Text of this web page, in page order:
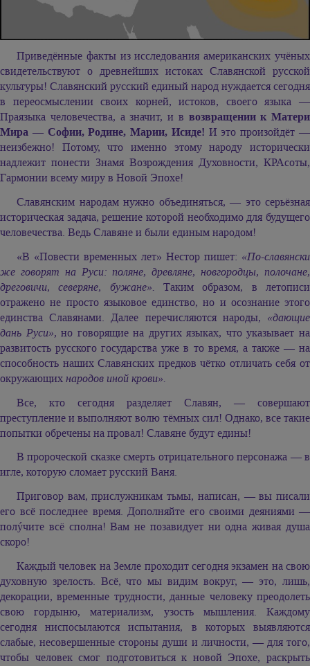
Приведённые факты из исследования американских учёных
свидетельствуют о древнейших истоках Славянской русской
культуры! Славянский русский единый народ нуждается сегодня
в переосмыслении своих корней, истоков, своего языка —
Праязыка человечества, а значит, и в возвращении к Матери
Мира — Софии, Родине, Марии, Исиде! И это произойдёт —
неизбежно! Потому, что именно этому народу исторически
надлежит понести Знамя Возрождения Духовности, КРАсоты,
Гармонии всему миру в Новой Эпохе!
Славянским народам нужно объединяться, — это серьёзная
историческая задача, решение которой необходимо для будущего
человечества. Ведь Славяне и были единым народом!
«В «Повести временных лет» Нестор пишет: «По-славянски
же говорят на Руси: поляне, древляне, новгородцы, полочане,
дреговичи, северяне, бужане». Таким образом, в летописи
отражено не просто языковое единство, но и осознание этого
единства Славянами. Далее перечисляются народы, «дающие
дань Руси», но говорящие на других языках, что указывает на
развитость русского государства уже в то время, а также — на
способность наших Славянских предков чётко отличать себя от
окружающихнародов иной крови».
Все, кто сегодня разделяет Славян, — совершают
преступление и выполняют волю тёмных сил! Однако, все такие
попытки обречены на провал! Славяне будут едины!
В пророческой сказке смерть отрицательного персонажа — в
игле, которую сломает русский Ваня.
Приговор вам, прислужникам тьмы, написан, — вы писали
его всё последнее время. Дополняйте его своими деяниями —
полýчите всё сполна! Вам не позавидует ни одна живая душа
скоро!
Каждый человек на Земле проходит сегодня экзамен на свою
духовную зрелость. Всё, что мы видим вокруг, — это, лишь,
декорации, временные трудности, данные человеку преодолеть
свою гордыню, материализм, узость мышления. Каждому
сегодня ниспосылаются испытания, в которых выявляются
слабые, несовершенные стороны души и личности, — для того,
чтобы человек смог подготовиться к новой Эпохе, раскрыть